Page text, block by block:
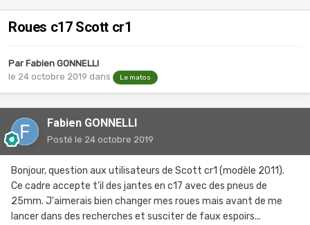
Roues c17 Scott cr1
Par Fabien GONNELLI
le 24 octobre 2019 dans Le matos
Fabien GONNELLI
Posté le 24 octobre 2019
Bonjour, question aux utilisateurs de Scott cr1 (modèle 2011).
Ce cadre accepte t'il des jantes en c17 avec des pneus de
25mm. J'aimerais bien changer mes roues mais avant de me
lancer dans des recherches et susciter de faux espoirs...